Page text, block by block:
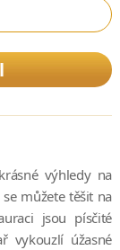
výhledy na
se můžete těšit na
jsou písčité
vykouzlí úžasné